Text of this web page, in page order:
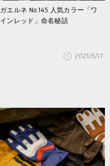
ガエルネ No.145 人気カラー「ワ
インレッド」命名秘話
2021/6/17